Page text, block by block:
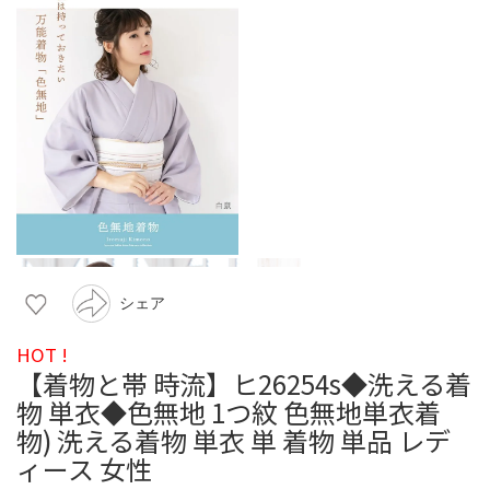
シェア
HOT !
【着物と帯 時流】ヒ26254s◆洗える着
物 単衣◆色無地 1つ紋 色無地単衣着
物) 洗える着物 単衣 単 着物 単品 レデ
ィース 女性